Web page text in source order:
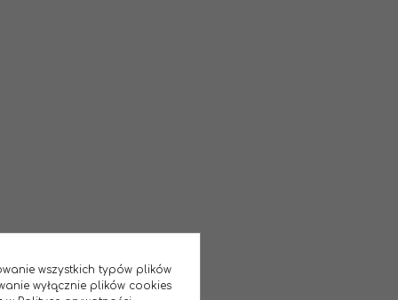
wszystkich typów plików
wyłącznie plików cookies